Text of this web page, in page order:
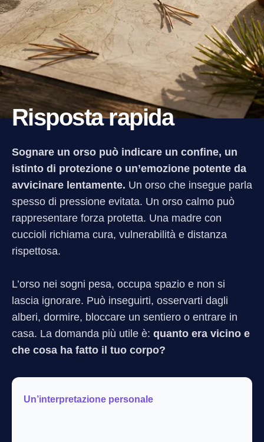
Risposta rapida
Sognare un orso può indicare un confine, un
istinto di protezione o un’emozione potente da
avvicinare lentamente. Un orso che insegue parla
spesso di pressione evitata. Un orso calmo può
rappresentare forza protetta. Una madre con
cuccioli richiama cura, vulnerabilità e distanza
rispettosa.
L’orso nei sogni pesa, occupa spazio e non si
lascia ignorare. Può inseguirti, osservarti dagli
alberi, dormire, bloccare un sentiero o entrare in
casa. La domanda più utile è: quanto era vicino e
che cosa ha fatto il tuo corpo?
Un’interpretazione personale